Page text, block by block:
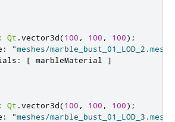
: Qt .vector3d(100 , 100 , 100);
:
"meshes/marble_bust_01_LOD_2.mesh"
: [ marbleMaterial
]
: Qt .vector3d(100 , 100 , 100);
:
"meshes/marble_bust_01_LOD_3.mesh"